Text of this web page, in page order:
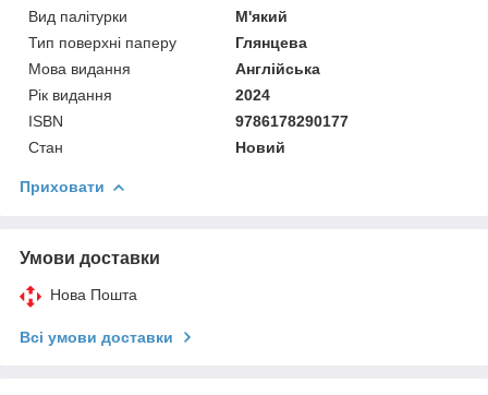
Вид палітурки
М'який
Тип поверхні паперу
Глянцева
Мова видання
Англійська
Рік видання
2024
ISBN
9786178290177
Стан
Новий
Приховати
Умови доставки
Нова Пошта
Всі умови доставки